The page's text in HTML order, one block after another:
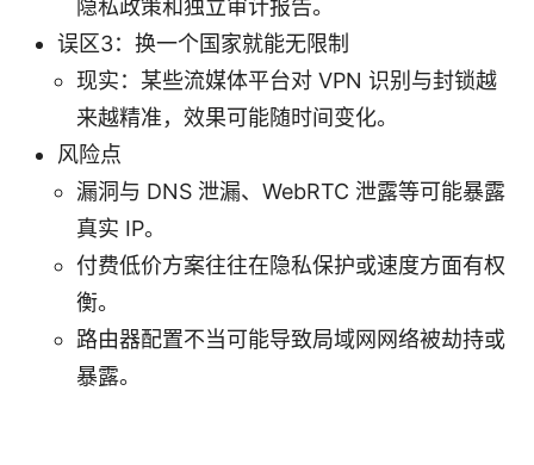
隐私政策和独立审计报告。
误区3：换一个国家就能无限制
现实：某些流媒体平台对 VPN 识别与封锁越
来越精准，效果可能随时间变化。
风险点
漏洞与 DNS 泄漏、WebRTC 泄露等可能暴露
真实 IP。
付费低价方案往往在隐私保护或速度方面有权
衡。
路由器配置不当可能导致局域网网络被劫持或
暴露。